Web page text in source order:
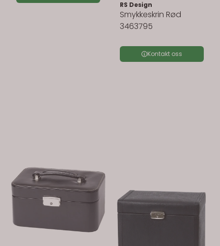
RS Design
Smykkeskrin Rød
3463795
Kontakt oss